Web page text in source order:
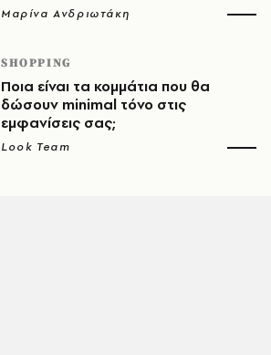
Μαρίνα Ανδριωτάκη
SHOPPING
Ποια είναι τα κομμάτια που θα
δώσουν minimal τόνο στις
εμφανίσεις σας;
Look Team